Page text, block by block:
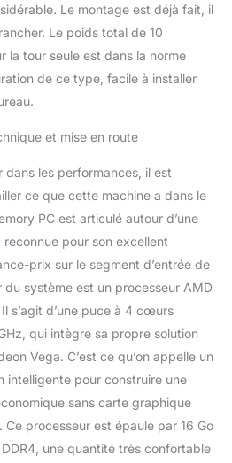
Gratuit : 6 mois
Connectique :
1 et 2x USB-A 2.0 a
A520M H ARGB ;
compatible, HDMI et
ecrans.
Le montage est déjà fait, il
Le poids total de 10
la tour seule est dans la norme
de ce type, facile à installer
et mise en route
dans les performances, il est
ce que cette machine a dans le
PC est articulé autour d’une
pour son excellent
prix sur le segment d’entrée de
système est un processeur AMD
s’agit d’une puce à 4 cœurs
qui intègre sa propre solution
Vega. C’est ce qu’on appelle un
intelligente pour construire une
sans carte graphique
Ce processeur est épaulé par 16 Go
une quantité très confortable